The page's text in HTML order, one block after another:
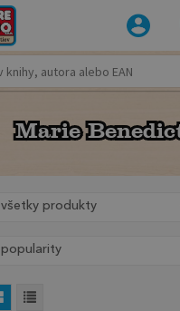
Marie
Marie